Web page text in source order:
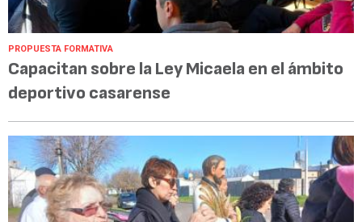
PROPUESTA FORMATIVA
Capacitan sobre la Ley Micaela en el ámbito
deportivo casarense